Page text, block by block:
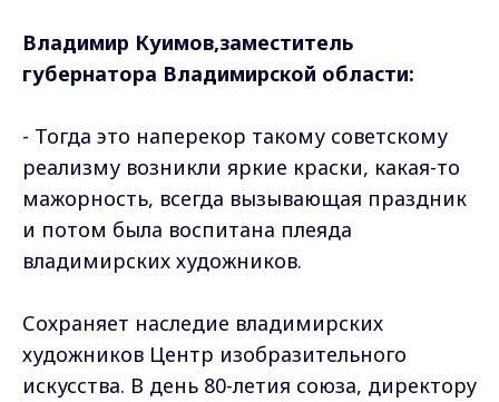
Владимир Куимов,заместитель
губернатора Владимирской области:
- Тогда это наперекор такому советскому
реализму возникли яркие краски, какая-то
мажорность, всегда вызывающая праздник
и потом была воспитана плеяда
владимирских художников.
Сохраняет наследие владимирских
художников Центр изобразительного
искусства. В день 80-летия союза, директору